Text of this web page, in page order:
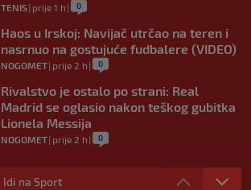
TENIS| prije 1 h | 0
Haos u Irskoj: Navijač utrčao na teren i
nasrnuo na gostujuće fudbalere (VIDEO)
NOGOMET| prije 2 h | 0
Rivalstvo je ostalo po strani: Real
Madrid se oglasio nakon teškog gubitka
Lionela Messija
NOGOMET| prije 2 h | 0
WNBA igračice odgovorile Kanteru
nakon provokacije: "Nećemo biti politički
Idi na Sport